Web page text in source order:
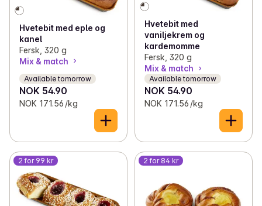
Hvetebit med eple og
kanel
Fersk, 320 g
Mix & match
Available tomorrow
NOK 54.90
NOK 171.56 /kg
Hvetebit med
vaniljekrem og
kardemomme
Fersk, 320 g
Mix & match
Available tomorrow
NOK 54.90
NOK 171.56 /kg
2 for 99 kr 2 for 84 kr